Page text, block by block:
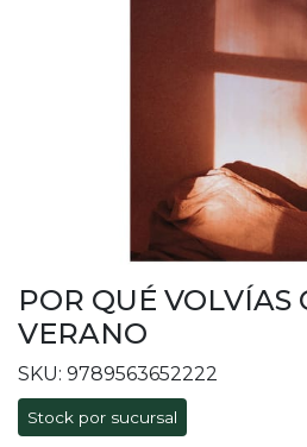
POR QUÉ VOLVÍAS
VERANO
SKU: 9789563652222
Stock por sucursal